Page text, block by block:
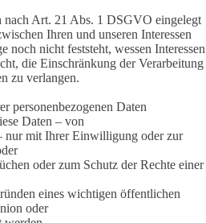
nach Art. 21 Abs. 1 DSGVO eingelegt
Ihren und unseren Interessen
noch nicht feststeht, wessen Interessen
die Einschränkung der Verarbeitung
zu verlangen.
personenbezogenen Daten
Daten – von
nur mit Ihrer Einwilligung oder zur
oder zum Schutz der Rechte einer
eines wichtigen öffentlichen
oder